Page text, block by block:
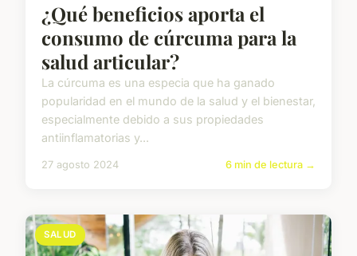
¿Qué beneficios aporta el
consumo de cúrcuma para la
salud articular?
La cúrcuma es una especia que ha ganado
popularidad en el mundo de la salud y el bienestar,
especialmente debido a sus propiedades
antiinflamatorias y...
27 agosto 2024 6 min de lectura →
SALUD